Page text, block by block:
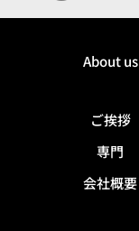
About us
ご挨拶
専門
会社概要